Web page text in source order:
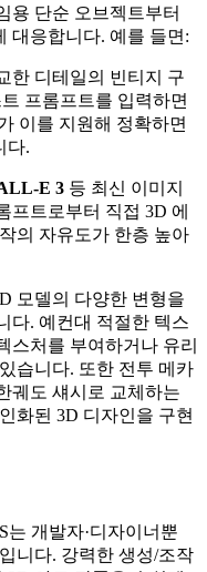
용 단순 오브젝트부터
대응합니다. 예를 들면:
한 디테일의 빈티지 구
프롬프트를 입력하면
이를 지원해 정확하면
다.
3 등 최신 이미지
프트로부터 직접 3D 에
의 자유도가 한층 높아
모델의 다양한 변형을
다. 예컨대 적절한 텍스
스처를 부여하거나 유리
습니다. 또한 전투 메카
궤도 섀시로 교체하는
화된 3D 디자인을 구현
는 개발자·디자이너뿐
니다. 강력한 생성/조작